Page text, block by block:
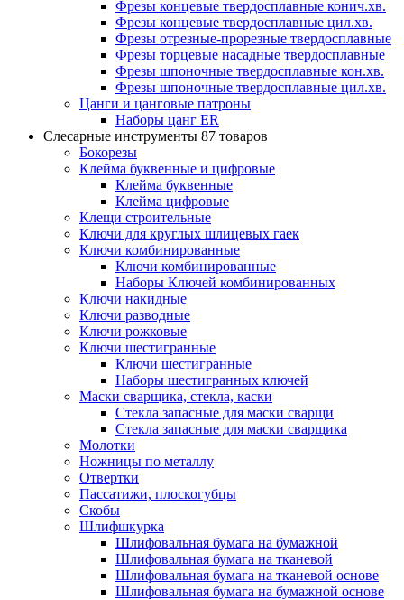
Фрезы концевые твердосплавные конич.хв.
Фрезы концевые твердосплавные цил.хв.
Фрезы отрезные-прорезные твердосплавные
Фрезы торцевые насадные твердосплавные
Фрезы шпоночные твердосплавные кон.хв.
Фрезы шпоночные твердосплавные цил.хв.
Цанги и цанговые патроны
Наборы цанг ER
Слесарные инструменты 87 товаров
Бокорезы
Клейма буквенные и цифровые
Клейма буквенные
Клейма цифровые
Клещи строительные
Ключи для круглых шлицевых гаек
Ключи комбинированные
Ключи комбинированные
Наборы Ключей комбинированных
Ключи накидные
Ключи разводные
Ключи рожковые
Ключи шестигранные
Ключи шестигранные
Наборы шестигранных ключей
Маски сварщика, стекла, каски
Стекла запасные для маски сварщи
Стекла запасные для маски сварщика
Молотки
Ножницы по металлу
Отвертки
Пассатижи, плоскогубцы
Скобы
Шлифшкурка
Шлифовальная бумага на бумажной
Шлифовальная бумага на тканевой
Шлифовальная бумага на тканевой основе
Шлифовальная бумага на бумажной основе